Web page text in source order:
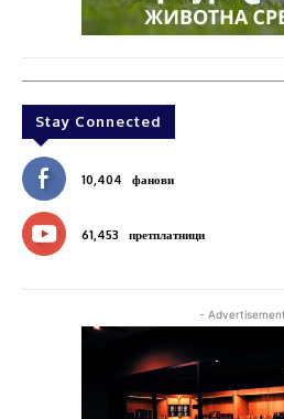
Stay Connected
10,404 фанови
61,453 претплатници
-